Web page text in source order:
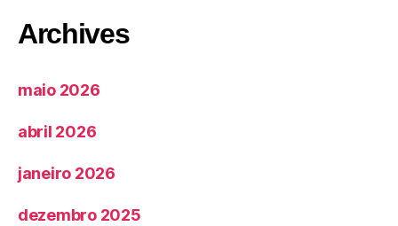
Archives
maio 2026
abril 2026
janeiro 2026
dezembro 2025